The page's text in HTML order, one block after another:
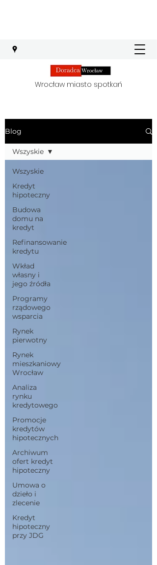
Wrocław miasto spotkań
Blog
Wszyskie
Kredyt
hipoteczny
Budowa
domu na
kredyt
Refinansowanie
kredytu
Wkład
własny i
jego źródła
Programy
rządowego
wsparcia
Rynek
pierwotny
Rynek
mieszkaniowy
Wrocław
Analiza
rynku
kredytowego
Promocje
kredytów
hipotecznych
Archiwum
ofert kredyt
hipoteczny
Umowa o
dzieło i
zlecenie
Kredyt
hipoteczny
przy JDG
Wszyskie